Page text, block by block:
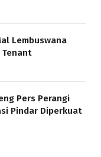
Lembuswana
Tenant
Pers Perangi
Pindar Diperkuat